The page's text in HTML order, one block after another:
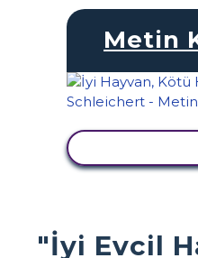
Metin
"İyi Evcil